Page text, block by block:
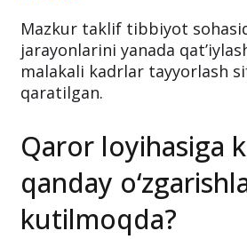
Mazkur taklif tibbiyot
jarayonlarini yanada
malakali kadrlar tayyorlash
qaratilgan.
Qaror loyihasiga
qanday
kutilmoqda?